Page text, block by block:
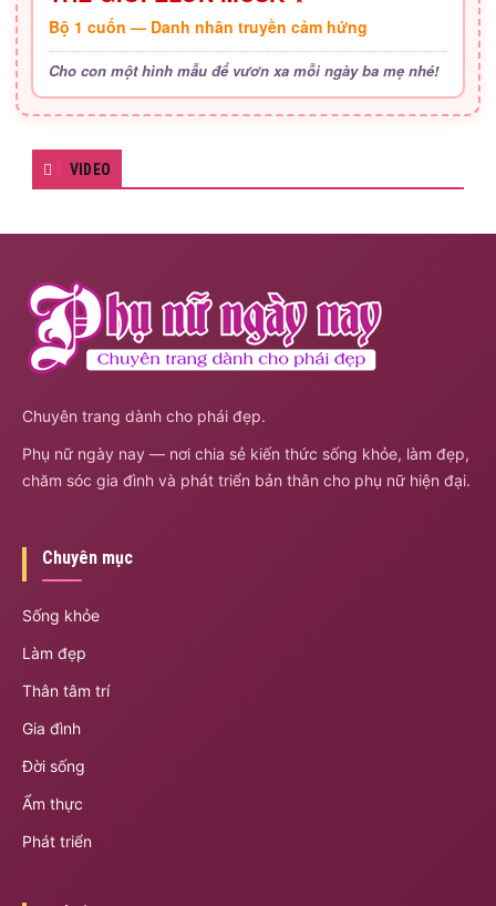
Bộ 1 cuốn — Danh nhân truyền cảm hứng
Cho con một hình mẫu để vươn xa mỗi ngày ba mẹ nhé!
VIDEO
Chuyên trang dành cho phái đẹp.
Phụ nữ ngày nay — nơi chia sẻ kiến thức sống khỏe, làm đẹp,
chăm sóc gia đình và phát triển bản thân cho phụ nữ hiện đại.
Chuyên mục
Sống khỏe
Làm đẹp
Thân tâm trí
Gia đình
Đời sống
Ẩm thực
Phát triển